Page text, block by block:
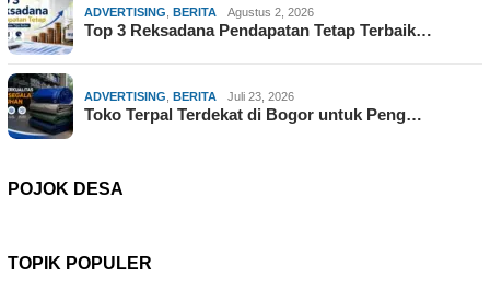
ADVERTISING, BERITA Agustus 2, 2026
Top 3 Reksadana Pendapatan Tetap Terbaik…
ADVERTISING, BERITA Juli 23, 2026
Toko Terpal Terdekat di Bogor untuk Peng…
POJOK DESA
TOPIK POPULER